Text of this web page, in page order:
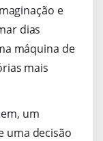
e
dias
máquina de
mais
um
uma decisão